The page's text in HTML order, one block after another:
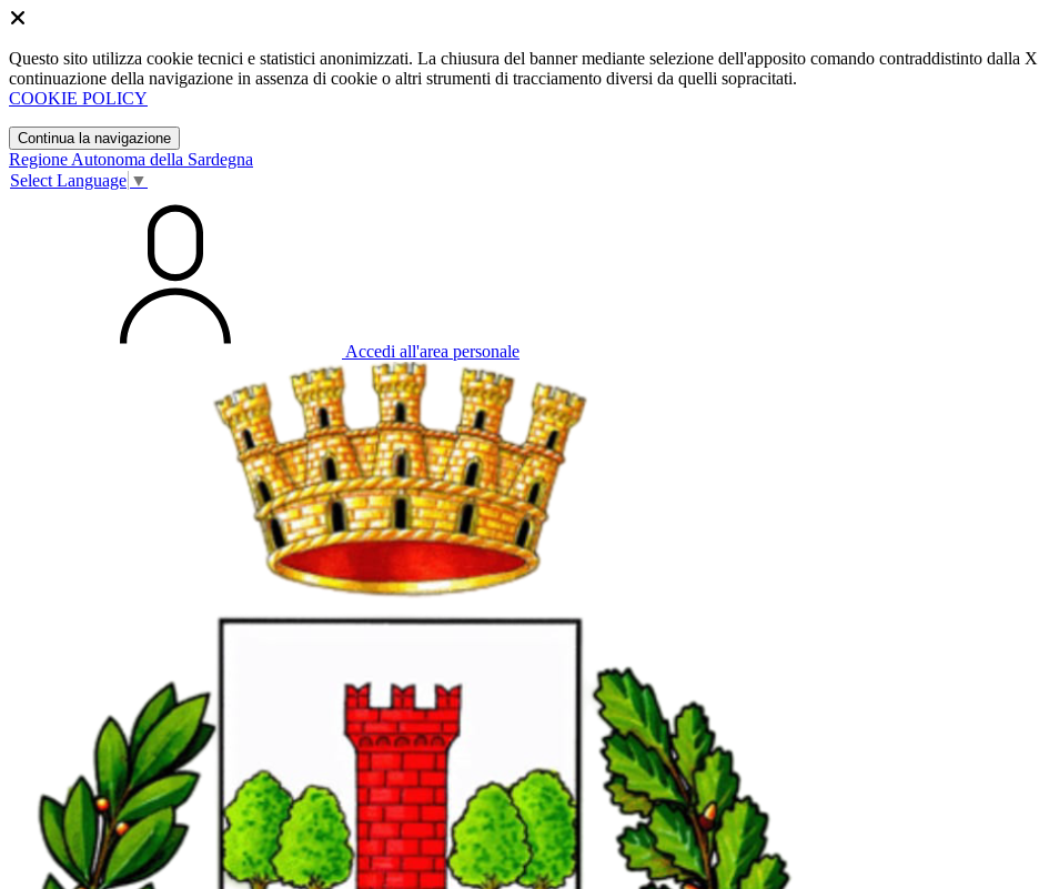
Questo sito utilizza cookie tecnici e statistici anonimizzati. La chiusura del banner mediante selezione dell'apposito comando contraddistinto dalla
continuazione della navigazione in assenza di cookie o altri strumenti di tracciamento diversi da quelli sopracitati.
COOKIE POLICY
Continua la navigazione
Regione Autonoma della Sardegna
Select Language ▼
Accedi all'area personale